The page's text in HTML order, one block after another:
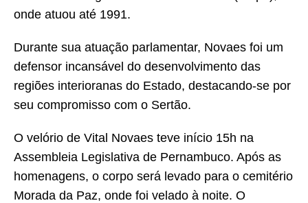
onde atuou até 1991.
Durante sua atuação parlamentar, Novaes foi um
defensor incansável do desenvolvimento das
regiões interioranas do Estado, destacando-se por
seu compromisso com o Sertão.
O velório de Vital Novaes teve início 15h na
Assembleia Legislativa de Pernambuco. Após as
homenagens, o corpo será levado para o cemitério
Morada da Paz, onde foi velado à noite. O